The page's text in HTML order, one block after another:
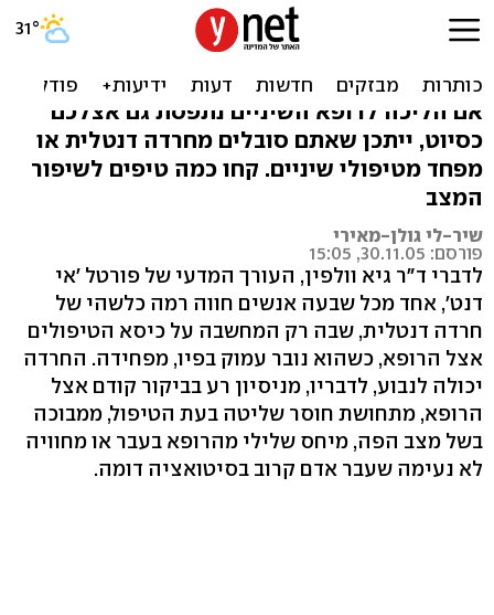
פוחדים מרופא שיניים? עצות
מועילות להתמודדות
אם הליכה לרופא השיניים נתפסת גם אצלכם
כסיוט, ייתכן שאתם סובלים מחרדה דנטלית או
מפחד מטיפולי שיניים. קחו כמה טיפים לשיפור
המצב
שיר-לי גולן-מאירי
פורסם: 30.11.05, 15:05
לדברי ד"ר גיא וולפין, העורך המדעי של פורטל 'אי
דנט', אחד מכל שבעה אנשים חווה רמה כלשהי של
חרדה דנטלית, שבה רק המחשבה על כיסא הטיפולים
אצל הרופא, כשהוא נובר עמוק בפיו, מפחידה. החרדה
יכולה לנבוע, לדבריו, מניסיון רע בביקור קודם אצל
הרופא, מתחושת חוסר שליטה בעת הטיפול, ממבוכה
בשל מצב הפה, מיחס שלילי מהרופא בעבר או מחוויה
לא נעימה שעבר אדם קרוב בסיטואציה דומה.